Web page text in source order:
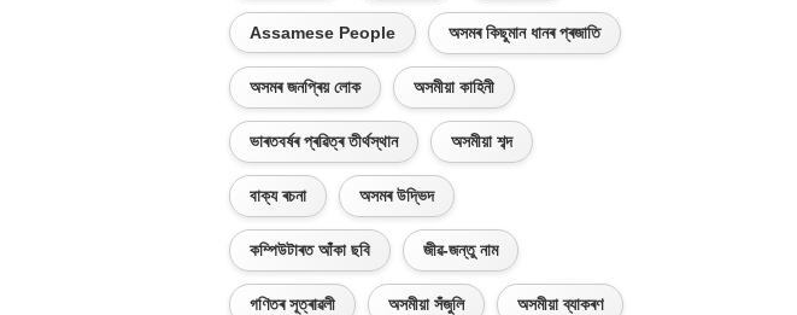
Assamese People অসমৰ কিছুমান ধানৰ প্ৰজাতি
অসমৰ জনপ্ৰিয় লোক অসমীয়া কাহিনী
ভাৰতবৰ্ষৰ প্ৰৱিত্ৰ তীৰ্থস্থান অসমীয়া শব্দ
বাক্য ৰচনা অসমৰ উদ্ভিদ
কম্পিউটাৰত আঁকা ছবি জীৱ-জন্তু নাম
গণিতৰ সূত্ৰাৱলী অসমীয়া সঁজুলি অসমীয়া ব্যাকৰণ